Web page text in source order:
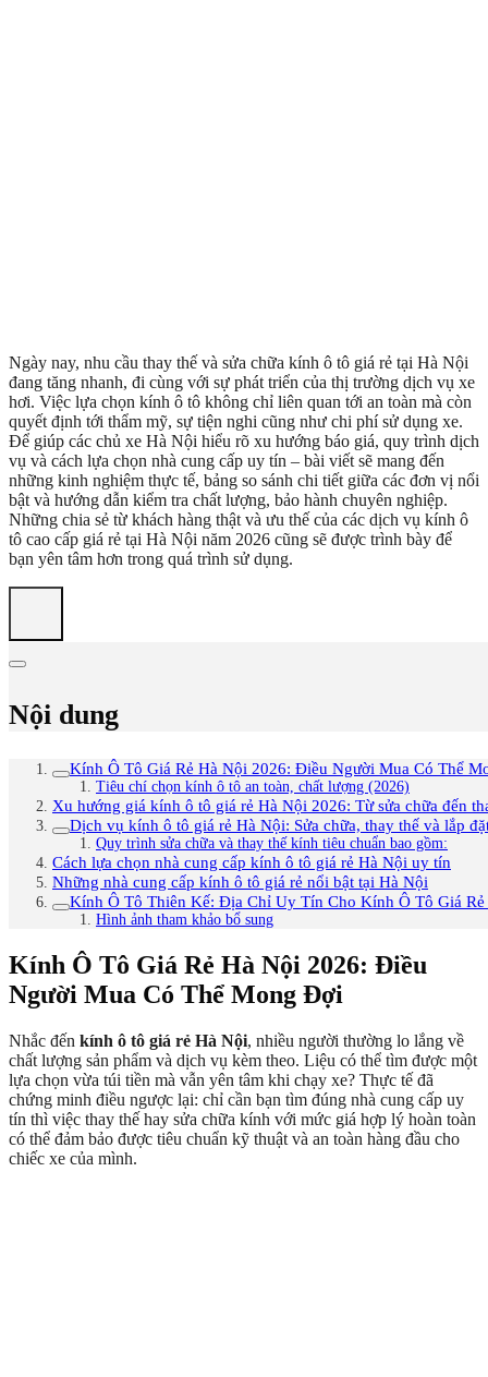
Ngày nay, nhu cầu thay thế và sửa chữa kính ô tô giá rẻ tại Hà Nội
đang tăng nhanh, đi cùng với sự phát triển của thị trường dịch vụ xe
hơi. Việc lựa chọn kính ô tô không chỉ liên quan tới an toàn mà còn
quyết định tới thẩm mỹ, sự tiện nghi cũng như chi phí sử dụng xe.
Để giúp các chủ xe Hà Nội hiểu rõ xu hướng báo giá, quy trình dịch
vụ và cách lựa chọn nhà cung cấp uy tín – bài viết sẽ mang đến
những kinh nghiệm thực tế, bảng so sánh chi tiết giữa các đơn vị nổi
bật và hướng dẫn kiểm tra chất lượng, bảo hành chuyên nghiệp.
Những chia sẻ từ khách hàng thật và ưu thế của các dịch vụ kính ô
tô cao cấp giá rẻ tại Hà Nội năm 2026 cũng sẽ được trình bày để
bạn yên tâm hơn trong quá trình sử dụng.
Nội dung
Kính Ô Tô Giá Rẻ Hà Nội 2026: Điều Người Mua Có Thể
Tiêu chí chọn kính ô tô an toàn, chất lượng (2026)
Xu hướng giá kính ô tô giá rẻ Hà Nội 2026: Từ sửa chữa đến
Dịch vụ kính ô tô giá rẻ Hà Nội: Sửa chữa, thay thế và lắp
Quy trình sửa chữa và thay thế kính tiêu chuẩn bao gồm:
Cách lựa chọn nhà cung cấp kính ô tô giá rẻ Hà Nội uy tín
Những nhà cung cấp kính ô tô giá rẻ nổi bật tại Hà Nội
Kính Ô Tô Thiên Kế: Địa Chỉ Uy Tín Cho Kính Ô Tô Giá
Hình ảnh tham khảo bổ sung
Kính Ô Tô Giá Rẻ Hà Nội 2026: Điều
Người Mua Có Thể Mong Đợi
Nhắc đến kính ô tô giá rẻ Hà Nội, nhiều người thường lo lắng về
chất lượng sản phẩm và dịch vụ kèm theo. Liệu có thể tìm được một
lựa chọn vừa túi tiền mà vẫn yên tâm khi chạy xe? Thực tế đã
chứng minh điều ngược lại: chỉ cần bạn tìm đúng nhà cung cấp uy
tín thì việc thay thế hay sửa chữa kính với mức giá hợp lý hoàn toàn
có thể đảm bảo được tiêu chuẩn kỹ thuật và an toàn hàng đầu cho
chiếc xe của mình.